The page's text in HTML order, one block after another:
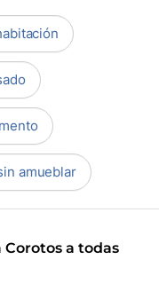
amueblar
Corotos a todas